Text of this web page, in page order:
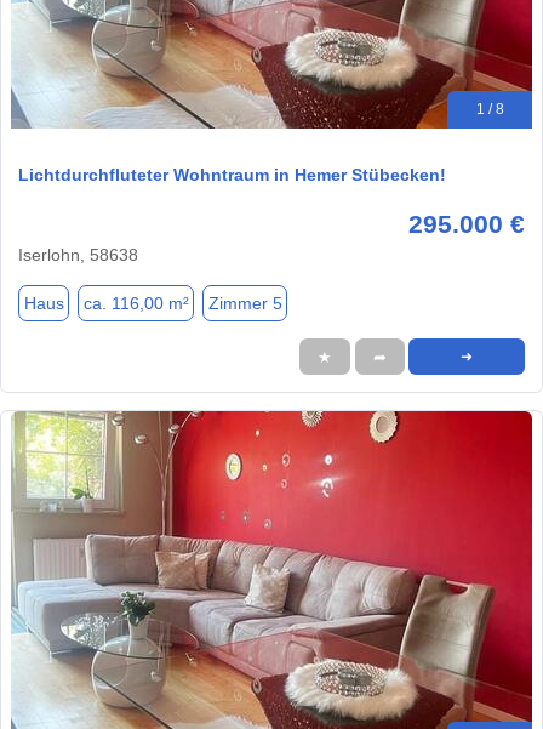
1 / 8
Lichtdurchfluteter Wohntraum in Hemer Stübecken!
295.000 €
Iserlohn, 58638
Haus ca. 116,00 m² Zimmer 5
★ ➦ ➜